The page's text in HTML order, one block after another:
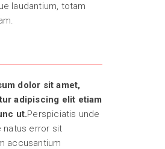
laudantium, totam
dolor sit amet,
adipiscing elit etiam
ut.Perspiciatis unde
natus error sit
accusantium